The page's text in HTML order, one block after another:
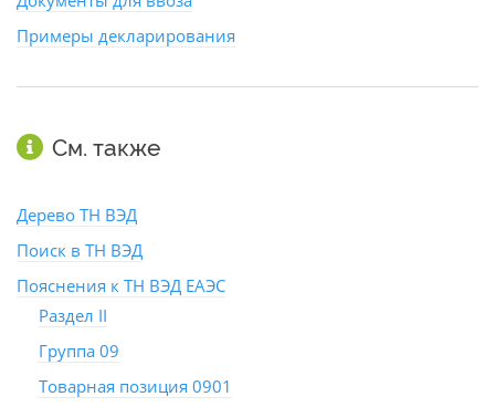
Примеры декларирования
См. также
Дерево ТН ВЭД
Поиск в ТН ВЭД
Пояснения к ТН ВЭД ЕАЭС
Раздел II
Группа 09
Товарная позиция 0901